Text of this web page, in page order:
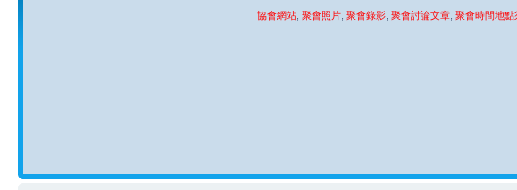
協會網站 聚會照片 聚會錄影 聚會討論文章 聚會時間地點